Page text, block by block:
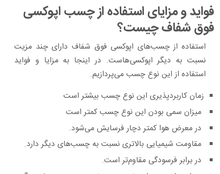
فواید و مزایای استفاده از چسب اپوکسی
فوق شفاف چیست؟
استفاده از چسب‌های اپوکسی فوق شفاف دارای چند مزیت
نسبت به دیگر اپوکسی‌هاست. در اینجا به مزایا و فواید
استفاده از این نوع چسب می‌پردازیم.
زمان کاربردپذیری این نوع چسب بیشتر است
میزان سمی بودن این نوع چسب کمتر است
در معرض هوا کمتر دچار فرسایش می‌شود.
مقاومت شیمیایی بالاتری نسبت به چسب‌های دیگر دارد.
در برابر فرسودگی مقاوم‌تر است.